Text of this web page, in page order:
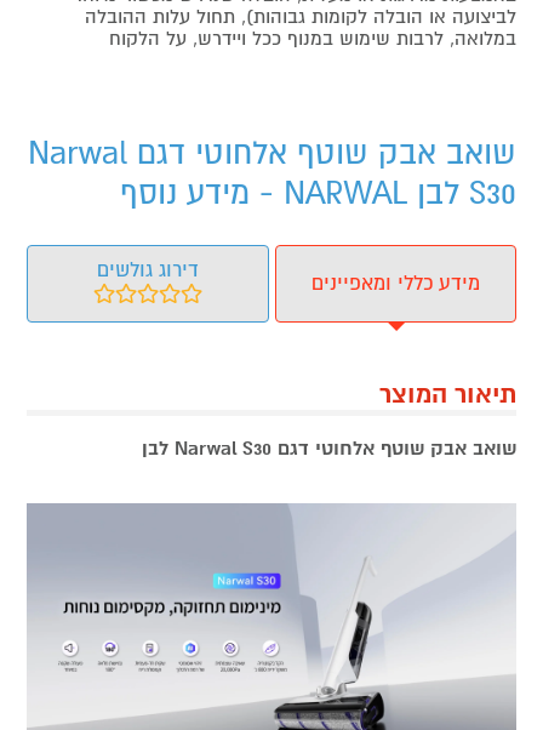
לביצועה או הובלה לקומות גבוהות), תחול עלות ההובלה
במלואה, לרבות שימוש במנוף ככל ויידרש, על הלקוח
שואב אבק שוטף אלחוטי דגם Narwal
S30 לבן NARWAL - מידע נוסף
מידע כללי ומאפיינים
דירוג גולשים
תיאור המוצר
שואב אבק שוטף אלחוטי דגם Narwal S30 לבן